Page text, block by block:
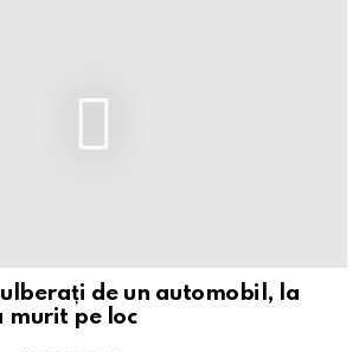
de un automobil, la
murit pe loc